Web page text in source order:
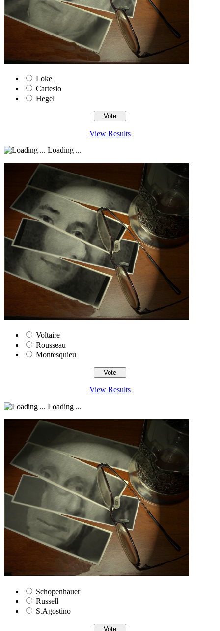
Loke
Cartesio
Hegel
View Results
Loading ...
Voltaire
Rousseau
Montesquieu
View Results
Loading ...
Schopenhauer
Russell
S.Agostino